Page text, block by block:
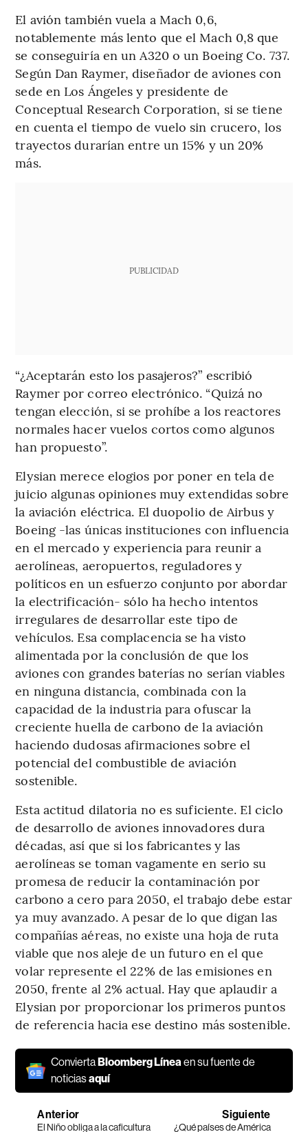
El avión también vuela a Mach 0,6,
notablemente más lento que el Mach 0,8 que
se conseguiría en un A320 o un Boeing Co. 737.
Según Dan Raymer, diseñador de aviones con
sede en Los Ángeles y presidente de
Conceptual Research Corporation, si se tiene
en cuenta el tiempo de vuelo sin crucero, los
trayectos durarían entre un 15% y un 20%
más.
PUBLICIDAD
“¿Aceptarán esto los pasajeros?” escribió
Raymer por correo electrónico. “Quizá no
tengan elección, si se prohíbe a los reactores
normales hacer vuelos cortos como algunos
han propuesto”.
Elysian merece elogios por poner en tela de
juicio algunas opiniones muy extendidas sobre
la aviación eléctrica. El duopolio de Airbus y
Boeing -las únicas instituciones con influencia
en el mercado y experiencia para reunir a
aerolíneas, aeropuertos, reguladores y
políticos en un esfuerzo conjunto por abordar
la electrificación- sólo ha hecho intentos
irregulares de desarrollar este tipo de
vehículos. Esa complacencia se ha visto
alimentada por la conclusión de que los
aviones con grandes baterías no serían viables
en ninguna distancia, combinada con la
capacidad de la industria para ofuscar la
creciente huella de carbono de la aviación
haciendo dudosas afirmaciones sobre el
potencial del combustible de aviación
sostenible.
Esta actitud dilatoria no es suficiente. El ciclo
de desarrollo de aviones innovadores dura
décadas, así que si los fabricantes y las
aerolíneas se toman vagamente en serio su
promesa de reducir la contaminación por
carbono a cero para 2050, el trabajo debe estar
ya muy avanzado. A pesar de lo que digan las
compañías aéreas, no existe una hoja de ruta
viable que nos aleje de un futuro en el que
volar represente el 22% de las emisiones en
2050, frente al 2% actual. Hay que aplaudir a
Elysian por proporcionar los primeros puntos
de referencia hacia ese destino más sostenible.
ConviertaBloomberg Líneaen su fuente de
noticiasaquí
Anterior
El Niño obliga a la caficultura
Siguiente
¿Qué países de América